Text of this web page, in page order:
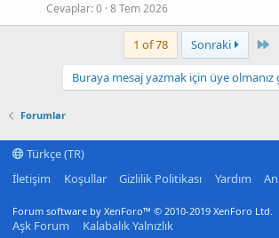
Cevaplar 0 8 Tem 2026
1 of 78 Sonraki
Buraya mesaj yazmak için üye olmanız
Forumlar
Türkçe (TR)
İletişim
Koşullar Gizlilik Politikası Yardım
Forum software by XenForo™ © 2010-2019 XenForo Ltd.
Aşk Forum Kalabalık Yalnızlık